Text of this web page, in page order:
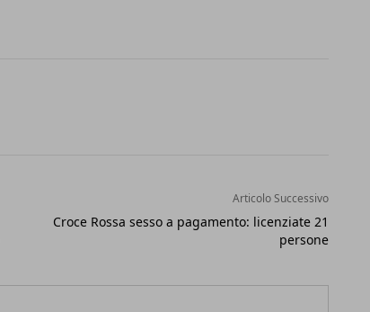
Articolo Successivo
Croce Rossa sesso a pagamento: licenziate 21
persone